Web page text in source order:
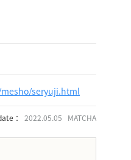
seryuji.html
： 2022.05.05 MATCHA